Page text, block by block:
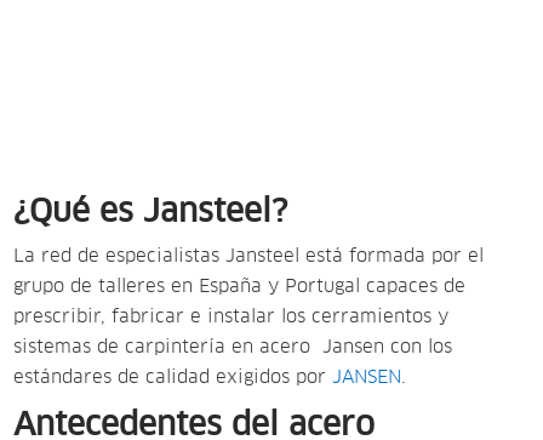
¿Qué es Jansteel?
La red de especialistas Jansteel está formada por el
grupo de talleres en España y Portugal capaces de
prescribir, fabricar e instalar los cerramientos y
sistemas de carpintería en acero Jansen con los
estándares de calidad exigidos porJANSEN .
Antecedentes del acero